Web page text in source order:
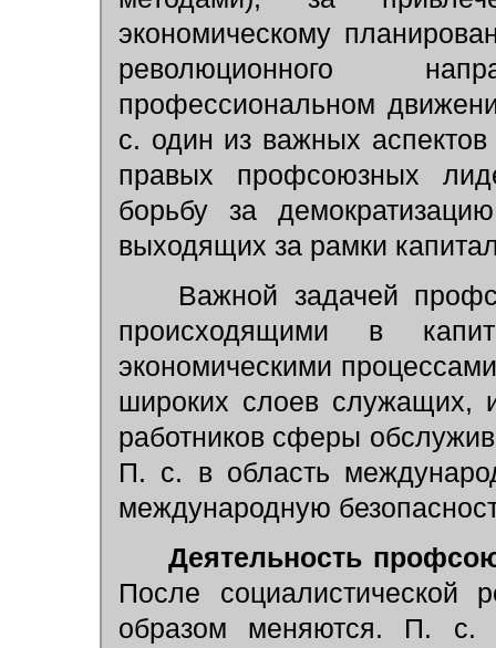
экономическому
революционного
профессиональном
с. один из важных
правых профсоюзных
борьбу за
выходящих за рамки
Важной задачей
происходящими в
экономическими
широких слоев служащих,
работников сферы
П. с. в область
международную
Деятельность
После
образом меняются. П. с.